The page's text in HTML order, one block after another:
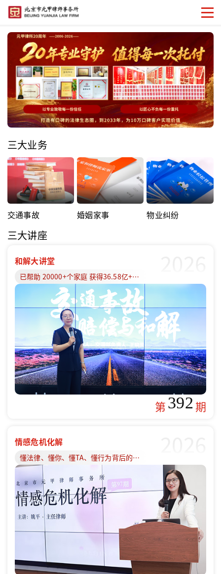
三大业务
交通事故 婚姻家事 物业纠纷
三大讲座
和解大讲堂
已帮助 20000+个家庭 获得36.58亿+赔偿款
第392期
情感危机化解
懂法律、懂你、懂TA、懂行为背后的原因